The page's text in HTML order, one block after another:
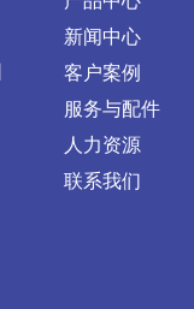
新闻中心
客户案例
服务与配件
人力资源
联系我们